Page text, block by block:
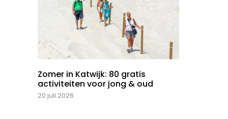
Zomer in Katwijk: 80 gratis
activiteiten voor jong & oud
20 juli 2026